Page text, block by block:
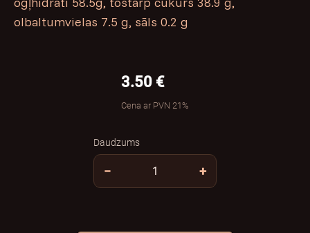
olbaltumvielas 7.5 g, sāls 0.2 g
3.50 €
Cena ar PVN 21%
Daudzums
− +